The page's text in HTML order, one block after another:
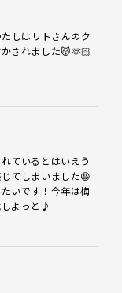
しはリトさんのク
されました😽🫶🏻
ているとはいえう
てしまいました😆
いです！今年は梅
よっと♪